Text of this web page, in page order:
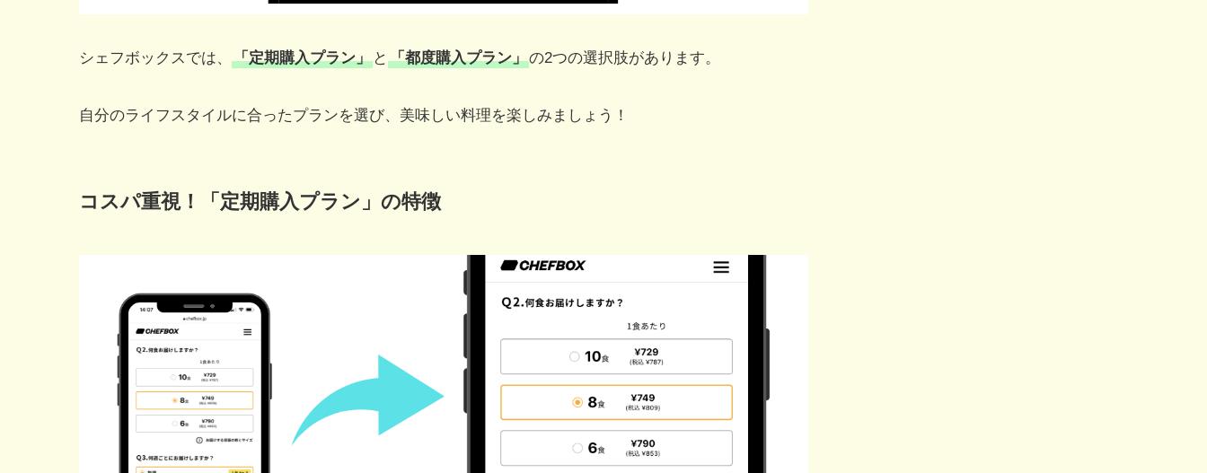
シェフボックスでは、 「定期購入プラン」 と 「都度購入プラン」の2つの選択肢があります。
自分のライフスタイルに合ったプランを選び、美味しい料理を楽しみましょう！
コスパ重視！「定期購入プラン」の特徴